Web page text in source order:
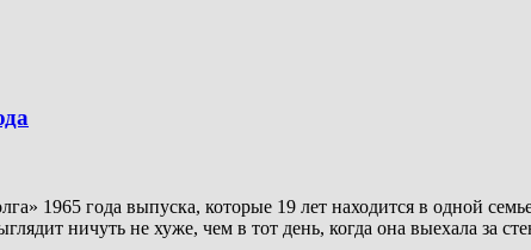
1965 года выпуска, которые 19 лет находится в одной
ничуть не хуже, чем в тот день, когда она выехала за